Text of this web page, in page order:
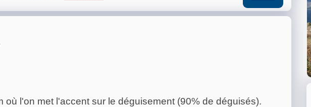
où l'on met l'accent sur le déguisement (90% de déguisés).